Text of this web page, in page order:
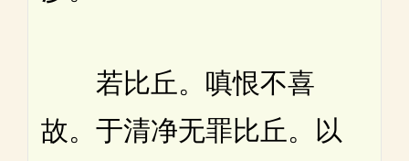
若比丘。嗔恨不喜
故。于清净无罪比丘。以